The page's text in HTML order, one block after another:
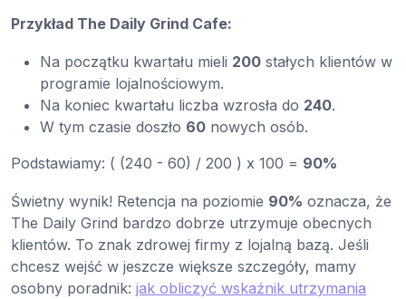
Przykład The Daily Grind Cafe:
Na początku kwartału mieli 200 stałych klientów w
programie lojalnościowym.
Na koniec kwartału liczba wzrosła do 240.
W tym czasie doszło 60 nowych osób.
Podstawiamy: ( (240 - 60) / 200 ) x 100 = 90%
Świetny wynik! Retencja na poziomie 90% oznacza, że
The Daily Grind bardzo dobrze utrzymuje obecnych
klientów. To znak zdrowej firmy z lojalną bazą. Jeśli
chcesz wejść w jeszcze większe szczegóły, mamy
osobny poradnik: jak obliczyć wskaźnik utrzymania